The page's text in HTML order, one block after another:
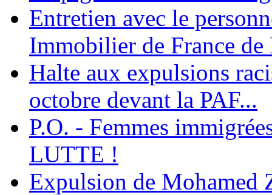
Entretien avec le
Immobilier de France de
Halte aux expulsions
octobre devant la PAF...
P.O. - Femmes
LUTTE !
Expulsion de Mohamed